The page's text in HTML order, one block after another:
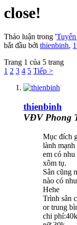
close!
Thảo luận trong '
bắt đầu bởi thienbinh,
Trang 1 của 5 trang
1 2 3 4 5 Tiếp >
thienbinh
VĐV Phong
Mục đích
lành
em có nhu
xôm tụ.
Sân cũng
nào có
Hehe
Trình sân
or trung
chi